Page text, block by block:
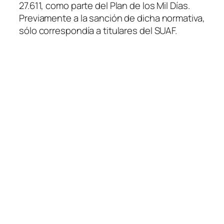
27.611, como parte del Plan de los Mil Días.
Previamente a la sanción de dicha normativa,
sólo correspondía a titulares del SUAF.